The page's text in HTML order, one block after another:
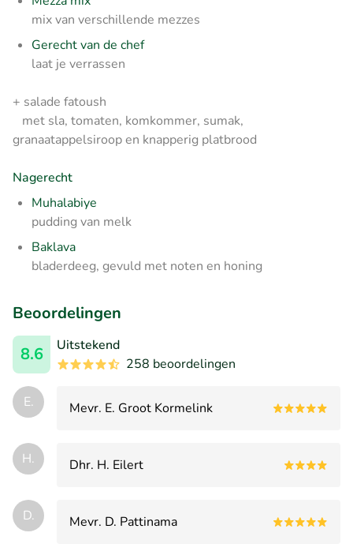
mix van verschillende mezzes
Gerecht van de chef
laat je verrassen
+ salade fatoush
met sla, tomaten, komkommer, sumak,
granaatappelsiroop en knapperig platbrood
Nagerecht
Muhalabiye
pudding van melk
Baklava
bladerdeeg, gevuld met noten en honing
Beoordelingen
8.6
Uitstekend
258 beoordelingen
E. Mevr. E. Groot Kormelink
H. Dhr. H. Eilert
D. Mevr. D. Pattinama